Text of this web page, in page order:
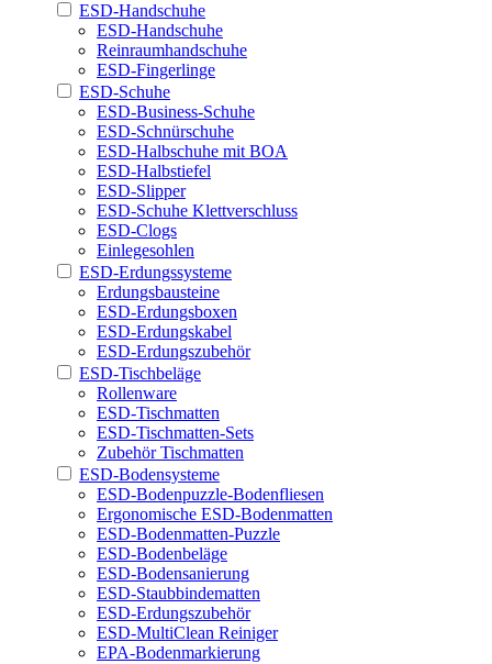
ESD-Handschuhe
ESD-Handschuhe
Reinraumhandschuhe
ESD-Fingerlinge
ESD-Schuhe
ESD-Business-Schuhe
ESD-Schnürschuhe
ESD-Halbschuhe mit BOA
ESD-Halbstiefel
ESD-Slipper
ESD-Schuhe Klettverschluss
ESD-Clogs
Einlegesohlen
ESD-Erdungssysteme
Erdungsbausteine
ESD-Erdungsboxen
ESD-Erdungskabel
ESD-Erdungszubehör
ESD-Tischbeläge
Rollenware
ESD-Tischmatten
ESD-Tischmatten-Sets
Zubehör Tischmatten
ESD-Bodensysteme
ESD-Bodenpuzzle-Bodenfliesen
Ergonomische ESD-Bodenmatten
ESD-Bodenmatten-Puzzle
ESD-Bodenbeläge
ESD-Bodensanierung
ESD-Staubbindematten
ESD-Erdungszubehör
ESD-MultiClean Reiniger
EPA-Bodenmarkierung